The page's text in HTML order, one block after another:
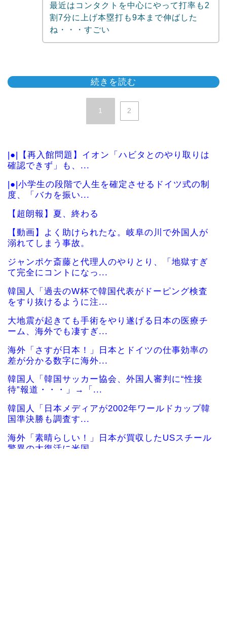
最近はコンタクトを中心にやって打率も2
割7分に上げ本塁打も9本まで伸ばした
ね・・・すごい
続きを読む
1 2
|●|【再入館問題】イオン「ハビタとのやり取りは
確認できず」も、...
|●|小学生の段階で人生を確定させるドイツ式の制
度、「バカを振い...
【超朗報】夏、終わる
【動画】よく助けられたな。岐阜の川で外国人が
溺れてしまう事故。
ジャンポケ斎藤と代理人のやりとり、「地獄すぎ
て完全にコントになっ...
韓国人「過去のW杯で韓国代表がドーピング検査
をすり抜けるように注...
大地震が起きても手術をやり遂げる日本の医療チ
ーム、海外でも凄すぎ...
海外「さすが日本！」日本とドイツの仕事効率の
差が分かる数字に海外...
韓国人「韓国サッカー協会、外国人審判に“性接
待”報道・・・」→「...
韓国人「日本メディアが2002年ワールドカップ韓
国準決勝も調査す...
海外「素晴らしい！」日本が買収したUSスチール
驚異の大復活に米国...